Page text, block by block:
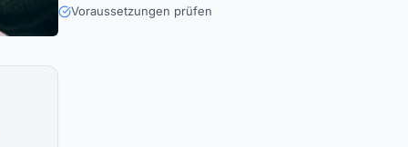
Voraussetzungen prüfen